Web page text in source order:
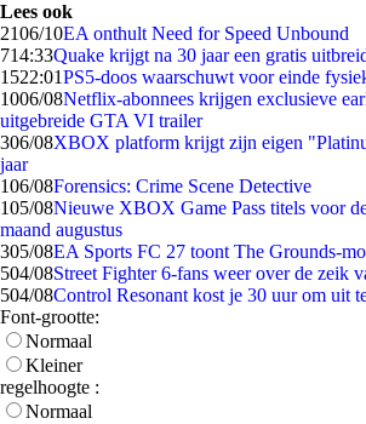
Lees ook
2106/10EA onthult Need for Speed Unbound
714:33Quake krijgt na 30 jaar een gratis
1522:01PS5-doos waarschuwt voor einde
1006/08Netflix-abonnees krijgen exclusieve
uitgebreide GTA VI trailer
306/08XBOX platform krijgt zijn eigen
jaar
106/08Forensics: Crime Scene Detective
105/08Nieuwe XBOX Game Pass titels voor
maand augustus
305/08EA Sports FC 27 toont The Grounds-
504/08Street Fighter 6-fans weer over de zeik
504/08Control Resonant kost je 30 uur om uit
Font-grootte:
Normaal
Kleiner
regelhoogte :
Normaal